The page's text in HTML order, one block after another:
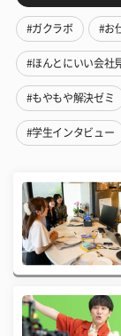
#ガクラボ #お
#ほんとにいい会社
#もやもや解決ゼミ
#学生インタビュー